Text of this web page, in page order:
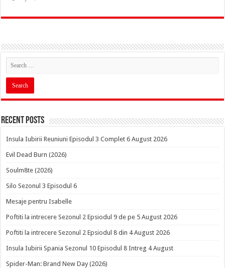
Recent Posts
Insula Iubirii Reuniuni Episodul 3 Complet 6 August 2026
Evil Dead Burn (2026)
Soulm8te (2026)
Silo Sezonul 3 Episodul 6
Mesaje pentru Isabelle
Poftiti la intrecere Sezonul 2 Epsiodul 9 de pe 5 August 2026
Poftiti la intrecere Sezonul 2 Epsiodul 8 din 4 August 2026
Insula Iubirii Spania Sezonul 10 Episodul 8 Intreg 4 August
Spider-Man: Brand New Day (2026)